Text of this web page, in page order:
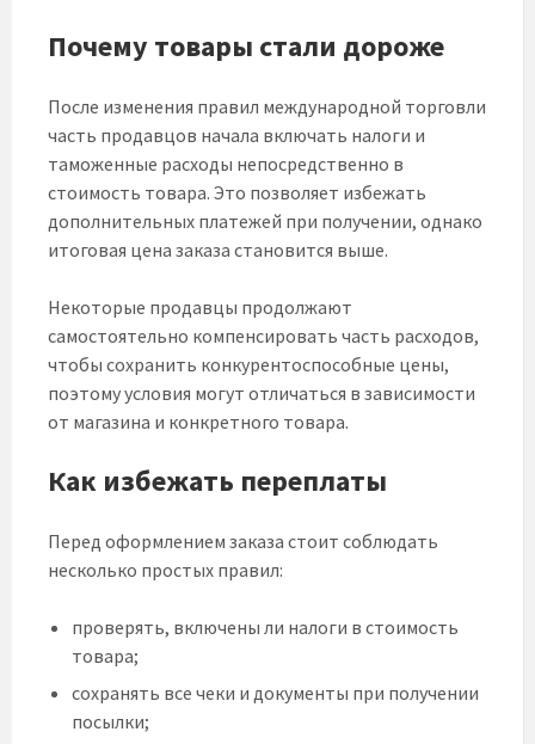
Почему товары стали дороже
После изменения правил международной торговли
часть продавцов начала включать налоги и
таможенные расходы непосредственно в
стоимость товара. Это позволяет избежать
дополнительных платежей при получении, однако
итоговая цена заказа становится выше.
Некоторые продавцы продолжают
самостоятельно компенсировать часть расходов,
чтобы сохранить конкурентоспособные цены,
поэтому условия могут отличаться в зависимости
от магазина и конкретного товара.
Как избежать переплаты
Перед оформлением заказа стоит соблюдать
несколько простых правил:
проверять, включены ли налоги в стоимость
товара;
сохранять все чеки и документы при получении
посылки;